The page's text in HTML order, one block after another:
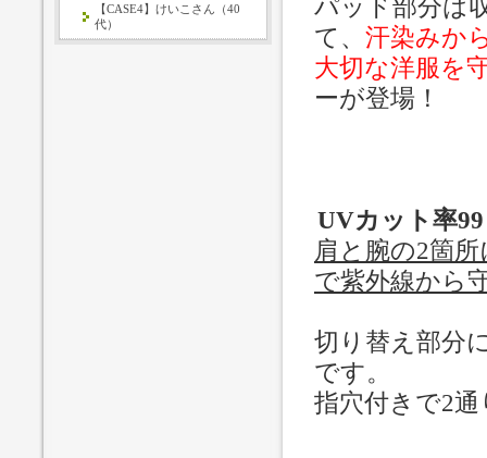
パッド部分は
て、 汗染みか
大切な洋服を
ーが登場！
UVカット率
肩と腕の2箇
で紫外線から
切り替え部分
です。
指穴付きで2
【CASE4】けいこさん（40
代）